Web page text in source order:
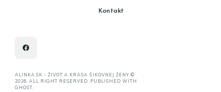
Kontakt
ALINKA.SK - ŽIVOT A KRÁSA ŠIKOVNEJ ŽENY ©
2026. ALL RIGHT RESERVED. PUBLISHED WITH
GHOST